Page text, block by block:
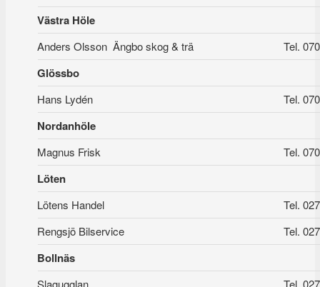
Västra Höle
Anders Olsson Ängbo skog & trä Tel.
Glössbo
Hans Lydén Tel.
Nordanhöle
Magnus Frisk Tel.
Löten
Lötens Handel
Tel.
Rengsjö Bilservice
Tel.
Bollnäs
Slagugglan Tel.